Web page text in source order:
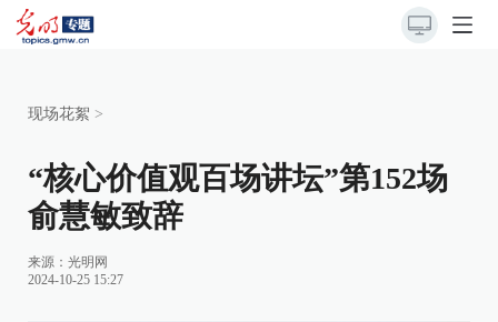
现场花絮 >
“核心价值观百场讲坛”第152场
俞慧敏致辞
来源： 光明网
2024-10-25 15:27